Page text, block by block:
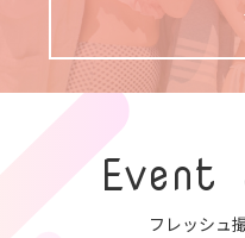
Event
フレッシュ